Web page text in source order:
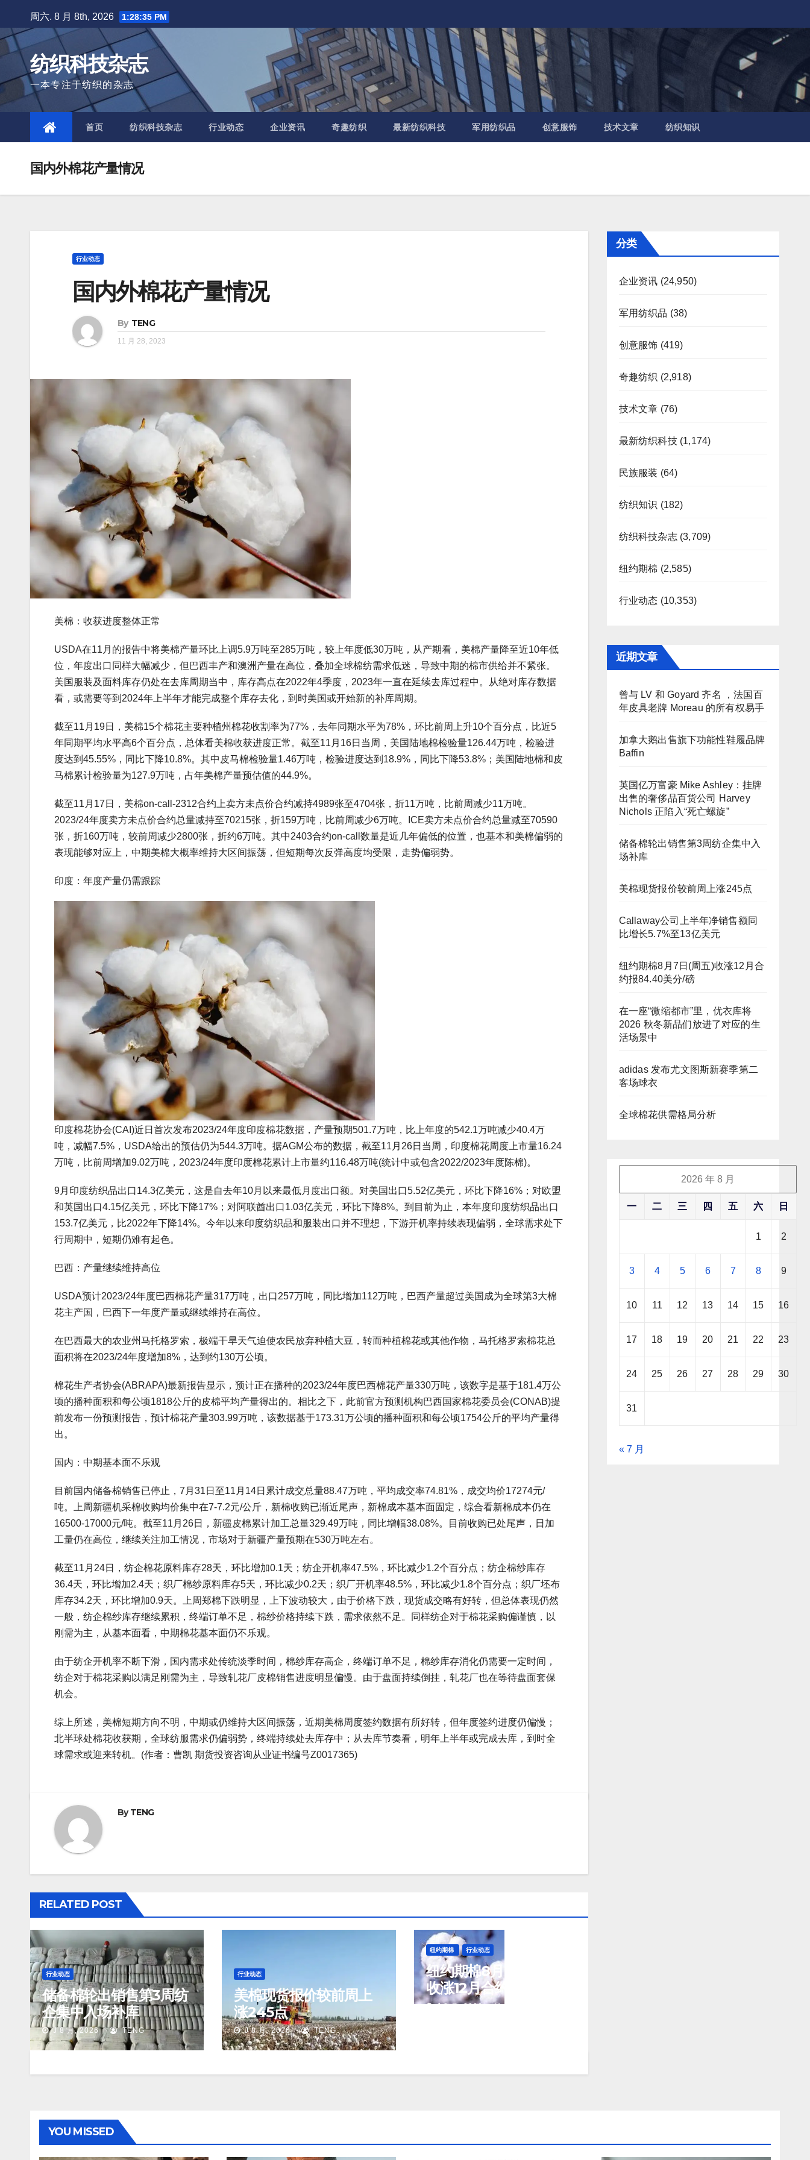
to
content
周六. 8 月 8th, 2026 1:28:36 PM
纺织科技杂志
一本专注于纺织的杂志
首页 纺织科技杂志 行业动态 企业资讯 奇趣纺织 最新纺织科技 军用纺织品 创意服饰 技术文章 纺织知识
国内外棉花产量情况
行业动态
国内外棉花产量情况
By TENG
11 月 28, 2023
美棉：收获进度整体正常
USDA在11月的报告中将美棉产量环比上调5.9万吨至285万吨，较上年度低30万吨，从产期看，美棉产量降至近10年低
位，年度出口同样大幅减少，但巴西丰产和澳洲产量在高位，叠加全球棉纺需求低迷，导致中期的棉市供给并不紧张。
美国服装及面料库存仍处在去库周期当中，库存高点在2022年4季度，2023年一直在延续去库过程中。从绝对库存数据
看，或需要等到2024年上半年才能完成整个库存去化，到时美国或开始新的补库周期。
截至11月19日，美棉15个棉花主要种植州棉花收割率为77%，去年同期水平为78%，环比前周上升10个百分点，比近5
年同期平均水平高6个百分点，总体看美棉收获进度正常。截至11月16日当周，美国陆地棉检验量126.44万吨，检验进
度达到45.55%，同比下降10.8%。其中皮马棉检验量1.46万吨，检验进度达到18.9%，同比下降53.8%；美国陆地棉和皮
马棉累计检验量为127.9万吨，占年美棉产量预估值的44.9%。
截至11月17日，美棉on-call-2312合约上卖方未点价合约减持4989张至4704张，折11万吨，比前周减少11万吨。
2023/24年度卖方未点价合约总量减持至70215张，折159万吨，比前周减少6万吨。ICE卖方未点价合约总量减至70590
张，折160万吨，较前周减少2800张，折约6万吨。其中2403合约on-call数量是近几年偏低的位置，也基本和美棉偏弱的
表现能够对应上，中期美棉大概率维持大区间振荡，但短期每次反弹高度均受限，走势偏弱势。
印度：年度产量仍需跟踪
印度棉花协会(CAI)近日首次发布2023/24年度印度棉花数据，产量预期501.7万吨，比上年度的542.1万吨减少40.4万
吨，减幅7.5%，USDA给出的预估仍为544.3万吨。据AGM公布的数据，截至11月26日当周，印度棉花周度上市量16.24
万吨，比前周增加9.02万吨，2023/24年度印度棉花累计上市量约116.48万吨(统计中或包含2022/2023年度陈棉)。
9月印度纺织品出口14.3亿美元，这是自去年10月以来最低月度出口额。对美国出口5.52亿美元，环比下降16%；对欧盟
和英国出口4.15亿美元，环比下降17%；对阿联酋出口1.03亿美元，环比下降8%。到目前为止，本年度印度纺织品出口
153.7亿美元，比2022年下降14%。今年以来印度纺织品和服装出口并不理想，下游开机率持续表现偏弱，全球需求处下
行周期中，短期仍难有起色。
巴西：产量继续维持高位
USDA预计2023/24年度巴西棉花产量317万吨，出口257万吨，同比增加112万吨，巴西产量超过美国成为全球第3大棉
花主产国，巴西下一年度产量或继续维持在高位。
在巴西最大的农业州马托格罗索，极端干旱天气迫使农民放弃种植大豆，转而种植棉花或其他作物，马托格罗索棉花总
面积将在2023/24年度增加8%，达到约130万公顷。
棉花生产者协会(ABRAPA)最新报告显示，预计正在播种的2023/24年度巴西棉花产量330万吨，该数字是基于181.4万公
顷的播种面积和每公顷1818公斤的皮棉平均产量得出的。相比之下，此前官方预测机构巴西国家棉花委员会(CONAB)提
前发布一份预测报告，预计棉花产量303.99万吨，该数据基于173.31万公顷的播种面积和每公顷1754公斤的平均产量得
出。
国内：中期基本面不乐观
目前国内储备棉销售已停止，7月31日至11月14日累计成交总量88.47万吨，平均成交率74.81%，成交均价17274元/
吨。上周新疆机采棉收购均价集中在7-7.2元/公斤，新棉收购已渐近尾声，新棉成本基本面固定，综合看新棉成本仍在
16500-17000元/吨。截至11月26日，新疆皮棉累计加工总量329.49万吨，同比增幅38.08%。目前收购已处尾声，日加
工量仍在高位，继续关注加工情况，市场对于新疆产量预期在530万吨左右。
截至11月24日，纺企棉花原料库存28天，环比增加0.1天；纺企开机率47.5%，环比减少1.2个百分点；纺企棉纱库存
36.4天，环比增加2.4天；织厂棉纱原料库存5天，环比减少0.2天；织厂开机率48.5%，环比减少1.8个百分点；织厂坯布
库存34.2天，环比增加0.9天。上周郑棉下跌明显，上下波动较大，由于价格下跌，现货成交略有好转，但总体表现仍然
一般，纺企棉纱库存继续累积，终端订单不足，棉纱价格持续下跌，需求依然不足。同样纺企对于棉花采购偏谨慎，以
刚需为主，从基本面看，中期棉花基本面仍不乐观。
由于纺企开机率不断下滑，国内需求处传统淡季时间，棉纱库存高企，终端订单不足，棉纱库存消化仍需要一定时间，
纺企对于棉花采购以满足刚需为主，导致轧花厂皮棉销售进度明显偏慢。由于盘面持续倒挂，轧花厂也在等待盘面套保
机会。
综上所述，美棉短期方向不明，中期或仍维持大区间振荡，近期美棉周度签约数据有所好转，但年度签约进度仍偏慢；
北半球处棉花收获期，全球纺服需求仍偏弱势，终端持续处去库存中；从去库节奏看，明年上半年或完成去库，到时全
球需求或迎来转机。(作者：曹凯 期货投资咨询从业证书编号Z0017365)
ByTENG
RELATED POST
行业动态
储备棉轮出销售第3周纺
企集中入场补库
J 8 月, 2026 TENG
行业动态
美棉现货报价较前周上
涨245点
J 8 月, 2026 TENG
纽约期棉 行业动态
纽约期棉8月7日(周五)
收涨12月合约报84.40
美分/磅
J 8 月, 2026 TENG
分类
企业资讯 (24,950)
军用纺织品 (38)
创意服饰 (419)
奇趣纺织 (2,918)
技术文章 (76)
最新纺织科技(1,174)
民族服装 (64)
纺织知识 (182)
纺织科技杂志(3,709)
纽约期棉 (2,585)
行业动态 (10,353)
近期文章
曾与 LV 和 Goyard 齐名 ，法国百
年皮具老牌 Moreau 的所有权易手
加拿大鹅出售旗下功能性鞋履品牌
Baffin
英国亿万富豪 Mike Ashley：挂牌
出售的奢侈品百货公司 Harvey
Nichols 正陷入“死亡螺旋”
储备棉轮出销售第3周纺企集中入
场补库
美棉现货报价较前周上涨245点
Callaway公司上半年净销售额同
比增长5.7%至13亿美元
纽约期棉8月7日(周五)收涨12月合
约报84.40美分/磅
在一座“微缩都市”里，优衣库将
2026 秋冬新品们放进了对应的生
活场景中
adidas 发布尤文图斯新赛季第二
客场球衣
全球棉花供需格局分析
2026 年 8 月
一 二 三 四 五 六 日
1 2
3 4 5 6 7 8 9
10 11 12 13 14 15 16
17 18 19 20 21 22 23
24 25 26 27 28 29 30
31
« 7 月
YOU MISSED